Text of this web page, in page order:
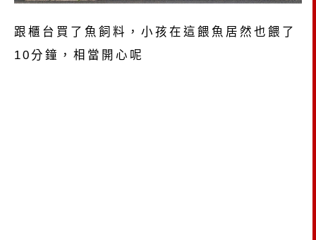
跟櫃台買了魚飼料，小孩在這餵魚居然也餵了
10分鐘，相當開心呢